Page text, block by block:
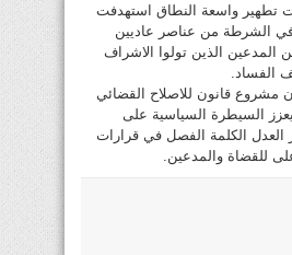
تطهير واسعة النطاق استهدفت
الشرطة من عناصر عاديين
المدعين الذين تولوا الاشراف
الفساد.
مشروع قانون للاصلاح القضائي
يعزز السيطرة السياسية على
العدل الكلمة الفصل في قرارات
للقضاة والمدعين.